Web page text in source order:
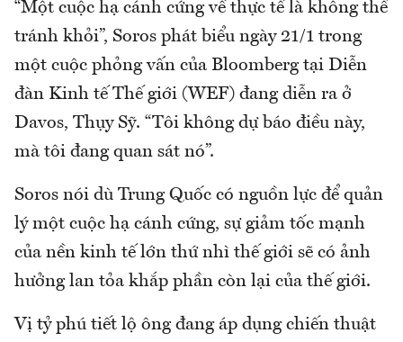
“Một cuộc hạ cánh cứng về thực tế là không thể
tránh khỏi”, Soros phát biểu ngày 21/1 trong
một cuộc phỏng vấn của Bloomberg tại Diễn
đàn Kinh tế Thế giới (WEF) đang diễn ra ở
Davos, Thụy Sỹ. “Tôi không dự báo điều này,
mà tôi đang quan sát nó”.
Soros nói dù Trung Quốc có nguồn lực để quản
lý một cuộc hạ cánh cứng, sự giảm tốc mạnh
của nền kinh tế lớn thứ nhì thế giới sẽ có ảnh
hưởng lan tỏa khắp phần còn lại của thế giới.
Vị tỷ phú tiết lộ ông đang áp dụng chiến thuật